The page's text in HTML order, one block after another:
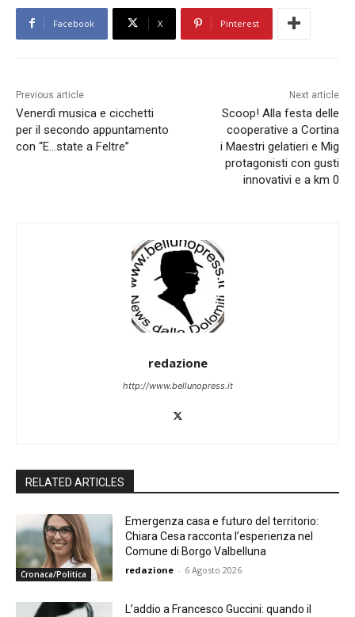
Facebook X Pinterest
Previous article
Venerdì musica e cicchetti
per il secondo appuntamento
con “E…state a Feltre”
Next article
Scoop! Alla festa delle
cooperative a Cortina
i Maestri gelatieri e Mig
protagonisti con gusti
innovativi e a km 0
redazione
http://www.bellunopress.it
RELATED ARTICLES
Cronaca/Politica
Emergenza casa e futuro del territorio:
Chiara Cesa racconta l’esperienza nel
Comune di Borgo Valbelluna
redazione - 6 Agosto 2026
L’addio a Francesco Guccini: quando il